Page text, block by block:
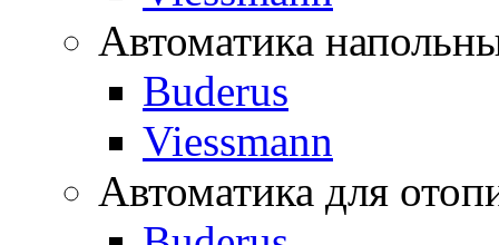
Автоматика
Buderus
Viessmann
Автоматика для